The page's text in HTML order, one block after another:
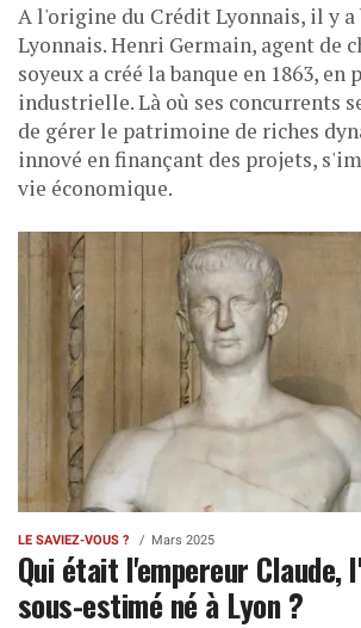
A l'origine du Crédit Lyonnais, il y a
Lyonnais. Henri Germain, agent de
soyeux a créé la banque en 1863,
industrielle. Là où ses concurrents
de gérer le patrimoine de riches
innové en finançant des projets,
vie économique.
LE SAVIEZ-VOUS ? Mars 2025
Qui était l'empereur Claude,
sous-estimé né à Lyon ?